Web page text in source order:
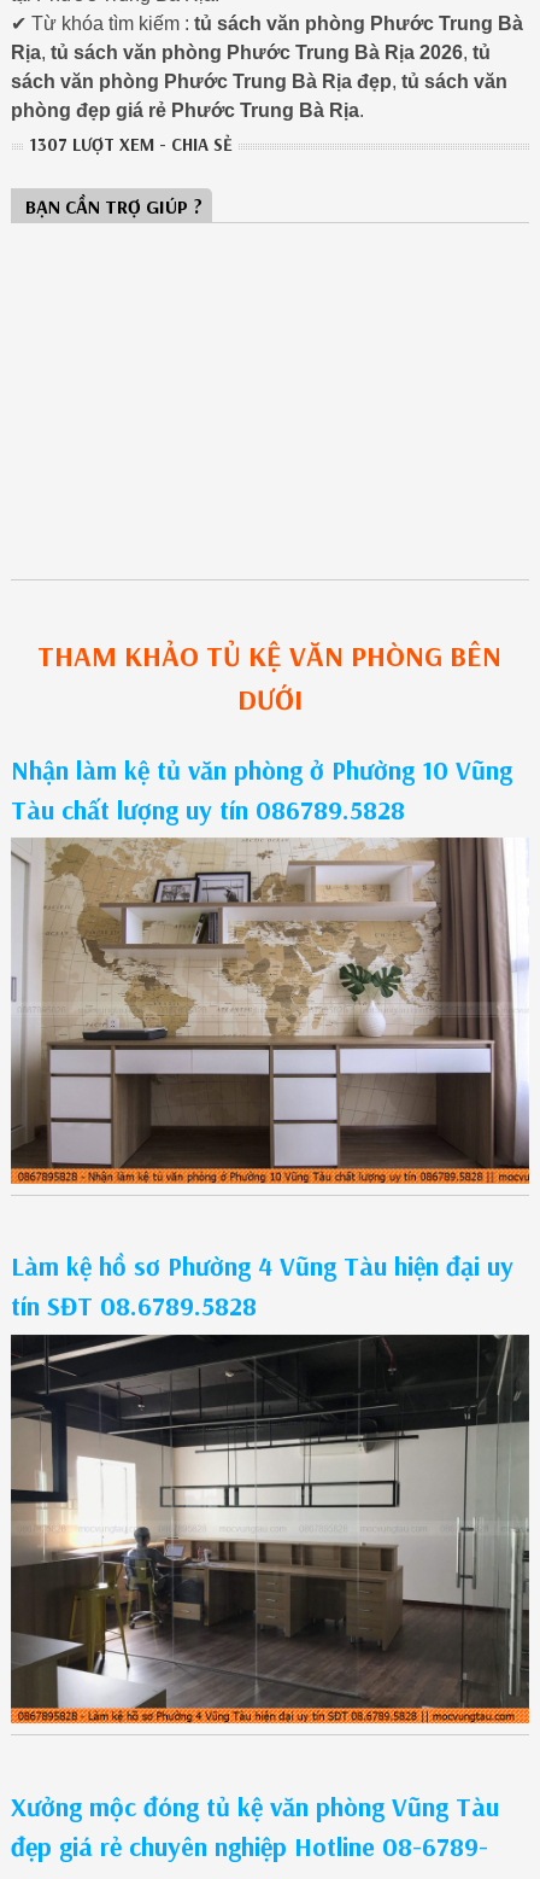
✔ Từ khóa tìm kiếm : tủ sách văn phòng Phước Trung Bà
Rịa, tủ sách văn phòng Phước Trung Bà Rịa 2026, tủ
sách văn phòng Phước Trung Bà Rịa đẹp, tủ sách văn
phòng đẹp giá rẻ Phước Trung Bà Rịa.
1307 LƯỢT XEM - CHIA SẺ
BẠN CẦN TRỢ GIÚP ?
THAM KHẢO TỦ KỆ VĂN PHÒNG BÊN
DƯỚI
Nhận làm kệ tủ văn phòng ở Phường 10 Vũng
Tàu chất lượng uy tín 086789.5828
Làm kệ hồ sơ Phường 4 Vũng Tàu hiện đại uy
tín SĐT 08.6789.5828
Xưởng mộc đóng tủ kệ văn phòng Vũng Tàu
đẹp giá rẻ chuyên nghiệp Hotline 08-6789-